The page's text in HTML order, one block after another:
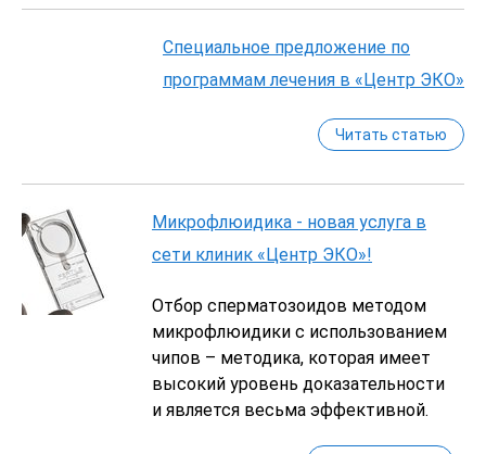
Специальное предложение по
программам лечения в «Центр ЭКО»
Читать статью
Микрофлюидика - новая услуга в
сети клиник «Центр ЭКО»!
Отбор сперматозоидов методом
микрофлюидики с использованием
чипов – методика, которая имеет
высокий уровень доказательности
и является весьма эффективной.